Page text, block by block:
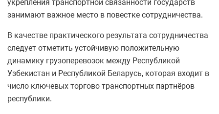
укрепления транспортной связанности государств
занимают важное место в повестке сотрудничества.
В качестве практического результата сотрудничества
следует отметить устойчивую положительную
динамику грузоперевозок между Республикой
Узбекистан и Республикой Беларусь, которая входит в
число ключевых торгово-транспортных партнёров
республики.